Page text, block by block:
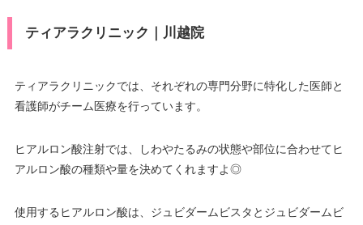
ティアラクリニック｜川越院
ティアラクリニックでは、それぞれの専門分野に特化した医師と
看護師がチーム医療を行っています。
ヒアルロン酸注射では、しわやたるみの状態や部位に合わせてヒ
アルロン酸の種類や量を決めてくれますよ◎
使用するヒアルロン酸は、ジュビダームビスタとジュビダームビ